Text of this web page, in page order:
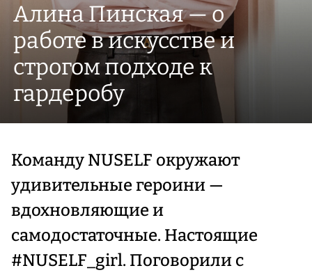
Алина Пинская — о
работе в искусстве и
строгом подходе к
гардеробу
Команду NUSELF окружают
удивительные героини —
вдохновляющие и
самодостаточные. Настоящие
#NUSELF_girl. Поговорили с